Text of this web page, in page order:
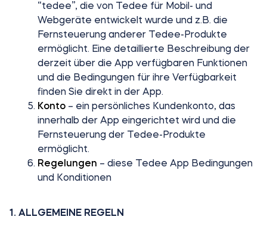
Tedee Keypad PRO
Tedee Biometric Module
BleBox Smart Relais Modul
Tedee GO2
“tedee”, die von Tedee für Mobil- und
Webgeräte entwickelt wurde und z.B. die
Fernsteuerung anderer Tedee-Produkte
ermöglicht. Eine detaillierte Beschreibung der
derzeit über die App verfügbaren Funktionen
und die Bedingungen für ihre Verfügbarkeit
finden Sie direkt in der App.
Konto – ein persönliches Kundenkonto, das
innerhalb der App eingerichtet wird und die
Fernsteuerung der Tedee-Produkte
ermöglicht.
Regelungen – diese Tedee App Bedingungen
und Konditionen
1. ALLGEMEINE REGELN